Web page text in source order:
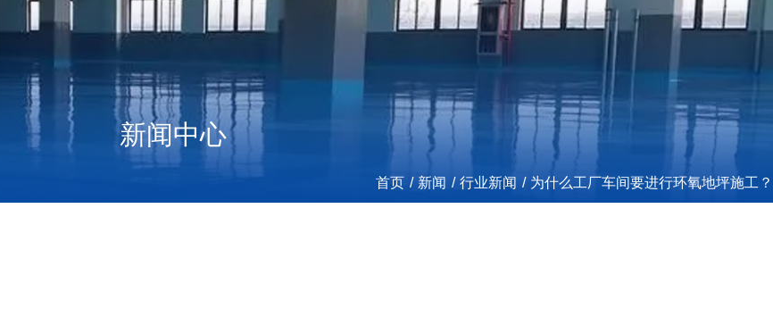
新闻中心
首页 / 新闻 / 行业新闻 / 为什么工厂车间要进行环氧地坪施工？